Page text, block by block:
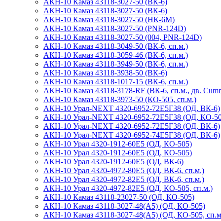
АКН-10 Камаз 43118-3027-50 (ВК-6)
АКН-10 Камаз 43118-3027-50 (ВК-6)
АКН-10 Камаз 43118-3027-50 (НК-6М)
АКН-10 Камаз 43118-3027-50 (PNR-124D)
АКН-10 Камаз 43118-3027-50 (004, PNR-124D)
АКН-10 Камаз 43118-3049-50 (ВК-6, сп.м.)
АКН-10 Камаз 43118-3059-46 (ВК-6, сп.м.)
АКН-10 Камаз 43118-3949-50 (ВК-6, сп.м.)
АКН-10 Камаз 43118-3938-50 (ВК-6)
АКН-10 Камаз 43118-1017-15 (ВК-6, сп.м.)
АКН-10 Камаз 43118-3178-RF (ВК-6, сп.м., дв.
АКН-10 Камаз 43118-3973-50 (КО-505, сп.м.)
АКН-10 Урал-NEXT 4320-6952-72Е5Г38 (ОД, ВК-6)
АКН-10 Урал-NEXT 4320-6952-72Е5Г38 (ОД, КО-
АКН-10 Урал-NEXT 4320-6952-72Е5Г38 (ОД, ВК-6)
АКН-10 Урал-NEXT 4320-6952-74Е5Г38 (ОД, ВК-6)
АКН-10 Урал 4320-1912-60Е5 (ОД, КО-505)
АКН-10 Урал 4320-1912-60E5 (ОД, КО-505)
АКН-10 Урал 4320-1912-60E5 (ОД, ВК-6)
АКН-10 Урал 4320-4972-80Е5 (ОД, ВК-6, сп.м.)
АКН-10 Урал 4320-4972-82Е5 (ОД, ВК-6, сп.м.)
АКН-10 Урал 4320-4972-82Е5 (ОД, КО-505, сп.м.)
АКН-10 Камаз 43118-23027-50 (ОД, КО-505)
АКН-10 Камаз 43118-3027-48(A5) (ОД, КО-505)
АКН-10 Камаз 43118-3027-48(A5) (ОД, КО-505,